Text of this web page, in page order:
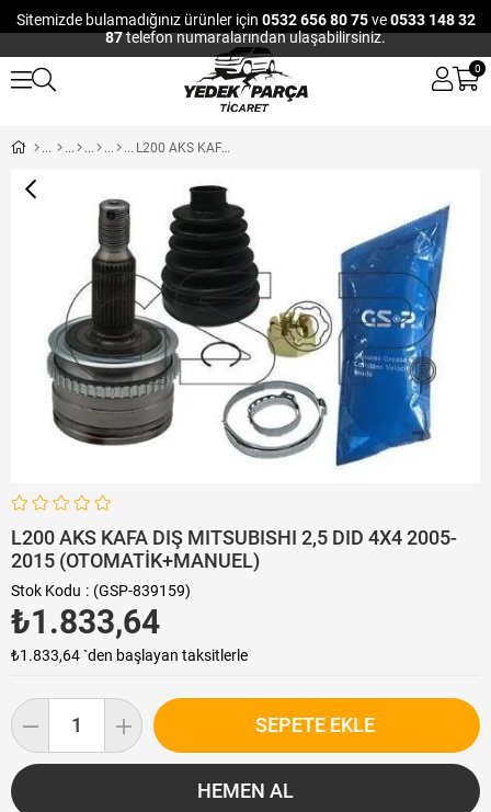
Sitemizde bulamadığınız ürünler için 0532 656 80 75ve0533 148 32
87telefon numaralarından ulaşabilirsiniz.
0
L200 AKS KAFA DIŞ MITSUBISHI 2,5 DID 4X4 2005-2015 (OTOMATİK+MANUEL)
L200 AKS KAFA DIŞ MITSUBISHI 2,5 DID 4X4 2005-
2015 (OTOMATİK+MANUEL)
Stok Kodu (GSP-839159)
₺1.833,64
₺1.833,64`den başlayan taksitlerle